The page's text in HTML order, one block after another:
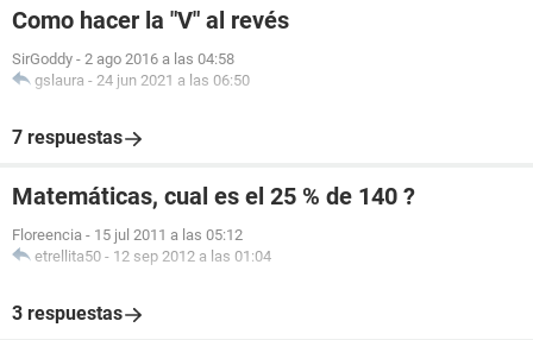
Como hacer la "V" al revés
SirGoddy - 2 ago 2016 a las 04:58
gslaura - 24 jun 2021 a las 06:50
7 respuestas
Matemáticas, cual es el 25 % de 140 ?
Floreencia - 15 jul 2011 a las 05:12
etrellita50 - 12 sep 2012 a las 01:04
3 respuestas